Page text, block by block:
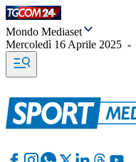
Mondo Mediaset
Mercoledì 16 Aprile 2025 -